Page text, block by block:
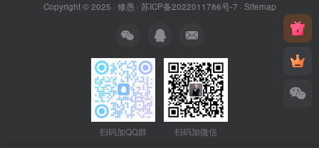
Copyright © 2025 · 修愚 · 苏ICP备2022011786号-7 · Sitemap
扫码加QQ群 扫码加微信